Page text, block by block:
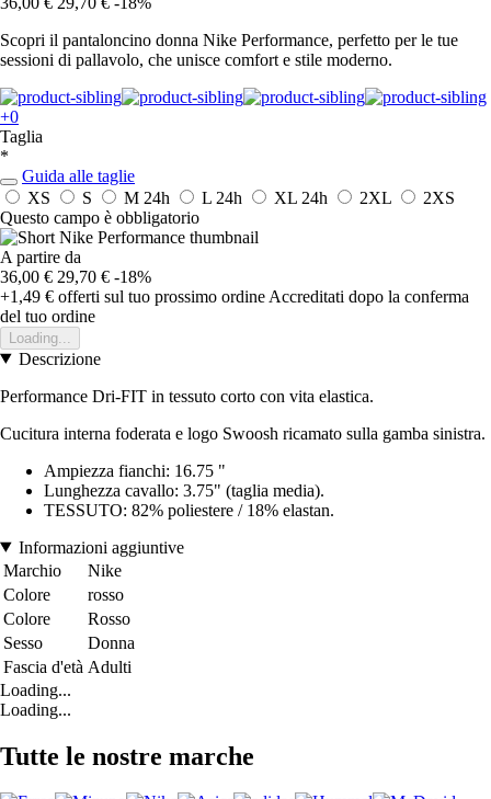
Scopri il pantaloncino donna Nike Performance, perfetto per le tue
sessioni di pallavolo, che unisce comfort e stile moderno.
+0
Taglia
*
Guida alle taglie
XS
S M 24h L 24h XL 24h 2XL
2XS
Questo campo è obbligatorio
A partire da
36,00 € 29,70 € -18%
+1,49 € offerti sul tuo prossimo ordine Accreditati dopo la conferma
del tuo ordine
Loading...
Descrizione
Performance Dri-FIT in tessuto corto con vita elastica.
Cucitura interna foderata e logo Swoosh ricamato sulla gamba sinistra.
Ampiezza fianchi: 16.75 "
Lunghezza cavallo: 3.75" (taglia media).
TESSUTO: 82% poliestere / 18% elastan.
Informazioni aggiuntive
Marchio
Nike
Colore
rosso
Colore
Rosso
Sesso
Donna
Fascia d'età Adulti
Loading...
Loading...
Tutte le nostre marche